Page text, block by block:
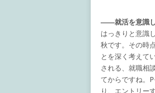
――就活を意識し
はっきりと意識
秋です。その時
とを深く考えて
される、就職相
てからですね。
り、エントリー